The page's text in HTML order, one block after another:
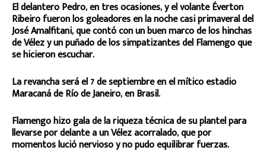
El delantero Pedro, en tres ocasiones, y el volante Éverton
Ribeiro fueron los goleadores en la noche casi primaveral del
José Amalfitani, que contó con un buen marco de los hinchas
de Vélez y un puñado de los simpatizantes del Flamengo que
se hicieron escuchar.
La revancha será el 7 de septiembre en el mítico estadio
Maracaná de Río de Janeiro, en Brasil.
Flamengo hizo gala de la riqueza técnica de su plantel para
llevarse por delante a un Vélez acorralado, que por
momentos lució nervioso y no pudo equilibrar fuerzas.